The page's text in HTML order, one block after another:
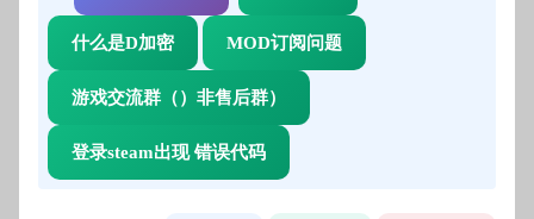
什么是D加密 MOD订阅问题
游戏交流群（）非售后群）
登录steam出现 错误代码